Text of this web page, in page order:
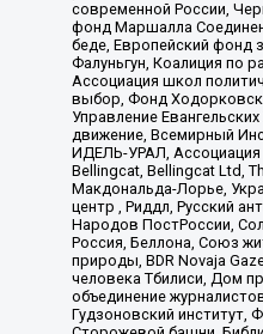
современной России,
фонд Маршалла
беде, Европейский фонд
Фалуньгун, Коалиция по
Ассоциация школ
выбор, Фонд
Управление
движение, Всемирный
ИДЕЛЬ-УРАЛ,
Bellingcat, Bellingcat Ltd,
Макдональда-Лорье,
центр , Риддл, Русский
Народов ПостРоссии,
Россия, Беллона, Союз
природы, BDR Novaja
человека Тбилиси, Дом
объединение
Гудзоновский институт,